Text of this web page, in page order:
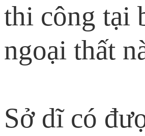
thi công tại
ngoại thất
Sở dĩ có